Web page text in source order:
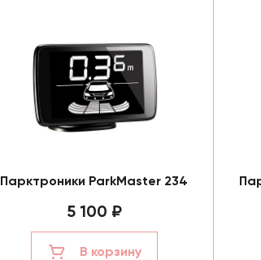
Парктроники ParkMaster 234
5 100 ₽
В корзину